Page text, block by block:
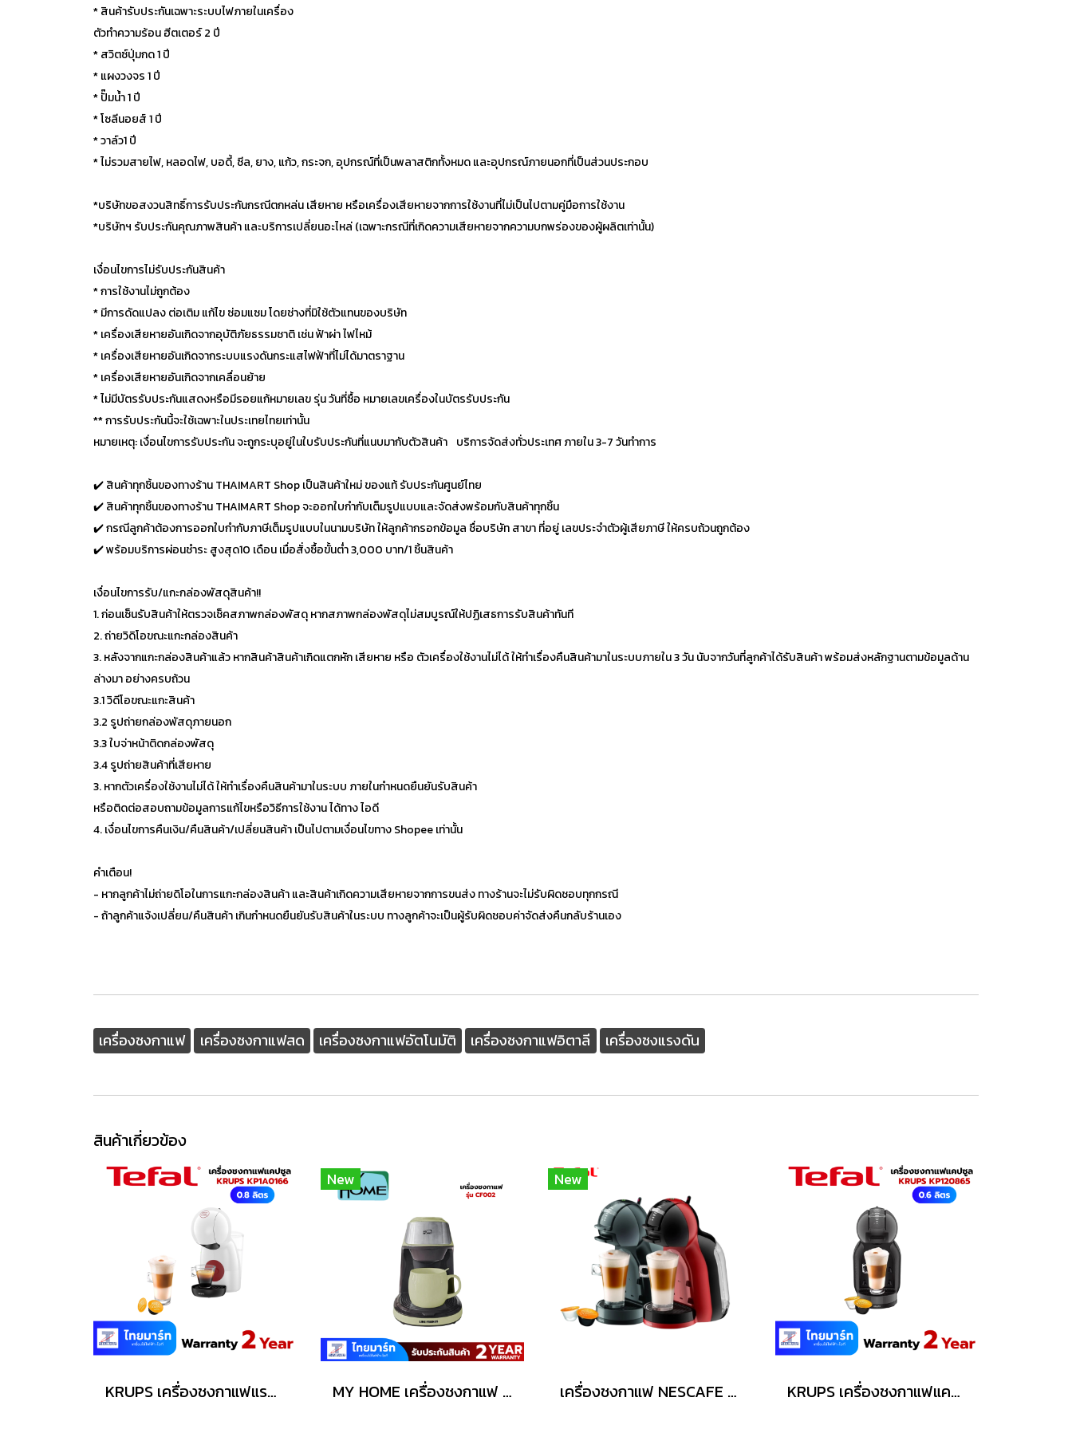
* สินค้ารับประกันเฉพาะระบบไฟภายในเครื่อง
ตัวทำความร้อน ฮีตเตอร์ 2 ปี
* สวิตซ์ปุ่มกด 1 ปี
* แผงวงจร 1 ปี
* ปั๊มน้ำ 1 ปี
* โซลีนอยส์ 1 ปี
* วาล์ว1 ปี
* ไม่รวมสายไฟ, หลอดไฟ, บอดี้, ซีล, ยาง, แก้ว, กระจก, อุปกรณ์ที่เป็นพลาสติกทั้งหมด และอุปกรณ์ภายนอกที่เป็นส่วนประกอบ
*บริษัทขอสงวนสิทธิ์การรับประกันกรณีตกหล่น เสียหาย หรือเครื่องเสียหายจากการใช้งานที่ไม่เป็นไปตามคู่มือการใช้งาน
*บริษัทฯ รับประกันคุณภาพสินค้า และบริการเปลี่ยนอะไหล่ (เฉพาะกรณีที่เกิดความเสียหายจากความบกพร่องของผู้ผลิตเท่านั้น)
เงื่อนไขการไม่รับประกันสินค้า
* การใช้งานไม่ถูกต้อง
* มีการดัดแปลง ต่อเติม แก้ไข ซ่อมแซม โดยช่างที่มิใช้ตัวแทนของบริษัท
* เครื่องเสียหายอันเกิดจากอุบัติภัยธรรมชาติ เช่น ฟ้าผ่า ไฟไหม้
* เครื่องเสียหายอันเกิดจากระบบแรงดันกระแสไฟฟ้าที่ไม่ได้มาตราฐาน
* เครื่องเสียหายอันเกิดจากเคลื่อนย้าย
* ไม่มีบัตรรับประกันแสดงหรือมีรอยแก้หมายเลข รุ่น วันที่ซื้อ หมายเลขเครื่องในบัตรรับประกัน
** การรับประกันนี้จะใช้เฉพาะในประเทยไทยเท่านั้น
หมายเหตุ: เงื่อนไขการรับประกัน จะถูกระบุอยู่ในใบรับประกันที่แนบมากับตัวสินค้า บริการจัดส่งทั่วประเทศ ภายใน 3-7 วันทำการ
✔️ สินค้าทุกชิ้นของทางร้าน THAIMART Shop เป็นสินค้าใหม่ ของแท้ รับประกันศูนย์ไทย
✔️ สินค้าทุกชิ้นของทางร้าน THAIMART Shop จะออกใบกำกับเต็มรูปแบบและจัดส่งพร้อมกับสินค้าทุกชิ้น
✔️ กรณีลูกค้าต้องการออกใบกำกับภาษีเต็มรูปแบบในนามบริษัท ให้ลูกค้ากรอกข้อมูล ชื่อบริษัท สาขา ที่อยู่ เลขประจำตัวผู้เสียภาษี ให้ครบถ้วนถูกต้อง
✔️ พร้อมบริการผ่อนชำระ สูงสุด10 เดือน เมื่อสั่งซื้อขั้นต่ำ 3,000 บาท/1 ชิ้นสินค้า
เงื่อนไขการรับ/แกะกล่องพัสดุสินค้า!!
1. ก่อนเซ็นรับสินค้าให้ตรวจเช็คสภาพกล่องพัสดุ หากสภาพกล่องพัสดุไม่สมบูรณ์ให้ปฏิเสธการรับสินค้าทันที
2. ถ่ายวิดิโอขณะแกะกล่องสินค้า
3. หลังจากแกะกล่องสินค้าแล้ว หากสินค้าสินค้าเกิดแตกหัก เสียหาย หรือ ตัวเครื่องใช้งานไม่ได้ ให้ทำเรื่องคืนสินค้ามาในระบบภายใน 3 วัน นับจากวันที่ลูกค้าได้รับสินค้า พร้อมส่งหลักฐานตามข้อมูลด้าน
ล่างมา อย่างครบถ้วน
3.1 วิดีโอขณะแกะสินค้า
3.2 รูปถ่ายกล่องพัสดุภายนอก
3.3 ใบจ่าหน้าติดกล่องพัสดุ
3.4 รูปถ่ายสินค้าที่เสียหาย
3. หากตัวเครื่องใช้งานไม่ได้ ให้ทำเรื่องคืนสินค้ามาในระบบ ภายในกำหนดยืนยันรับสินค้า
หรือติดต่อสอบถามข้อมูลการแก้ไขหรือวิธีการใช้งาน ได้ทาง ไอดี
4. เงื่อนไขการคืนเงิน/คืนสินค้า/เปลี่ยนสินค้า เป็นไปตามเงื่อนไขทาง Shopee เท่านั้น
คำเตือน!
- หากลูกค้าไม่ถ่ายดิโอในการแกะกล่องสินค้า และสินค้าเกิดความเสียหายจากการขนส่ง ทางร้านจะไม่รับผิดชอบทุกกรณี
- ถ้าลูกค้าแจ้งเปลี่ยน/คืนสินค้า เกินกำหนดยืนยันรับสินค้าในระบบ ทางลูกค้าจะเป็นผู้รับผิดชอบค่าจัดส่งคืนกลับร้านเอง
เครื่องชงกาแฟ เครื่องชงกาแฟสด เครื่องชงกาแฟอัตโนมัติ เครื่องชงกาแฟอิตาลี เครื่องชงแรงดัน
สินค้าเกี่ยวข้อง
KRUPS เครื่องชงกาแฟแรงดัน PICCOLO XS รุ่น KP1A0166 แรงดัน 15 บาร์
New
MY HOME เครื่องชงกาแฟ สีเบจ รุ่น CF002
New
เครื่องชงกาแฟ NESCAFE 0.8 ลิตร รุ่น KP120866 KRUPS เครื่องชงกาแฟแคปซูล MINI ME NDG KRUPS รุ่น KP1208 สีดำ